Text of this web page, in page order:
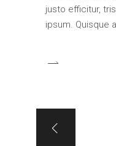
justo efficitur,
ipsum. Quisque